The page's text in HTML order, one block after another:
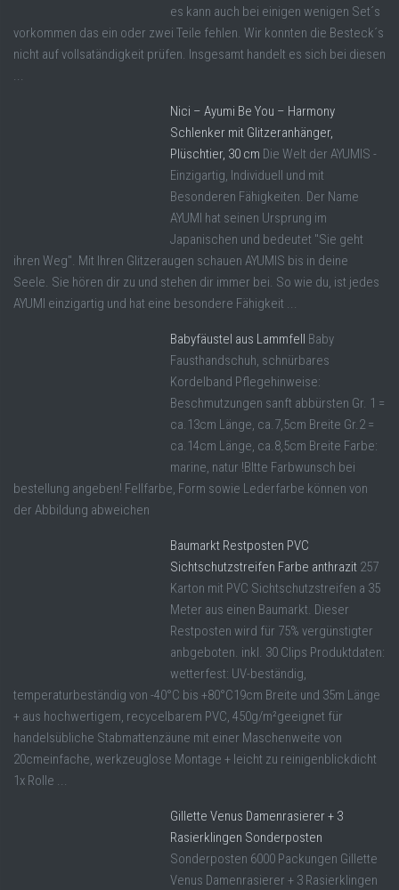
es kann auch bei einigen wenigen Set´s
vorkommen das ein oder zwei Teile fehlen. Wir konnten die Besteck´s
nicht auf vollsatändigkeit prüfen. Insgesamt handelt es sich bei diesen
...
Nici – Ayumi Be You – Harmony
Schlenker mit Glitzeranhänger,
Plüschtier, 30 cm Die Welt der AYUMIS -
Einzigartig, Individuell und mit
Besonderen Fähigkeiten. Der Name
AYUMI hat seinen Ursprung im
Japanischen und bedeutet "Sie geht
ihren Weg". Mit Ihren Glitzeraugen schauen AYUMIS bis in deine
Seele. Sie hören dir zu und stehen dir immer bei. So wie du, ist jedes
AYUMI einzigartig und hat eine besondere Fähigkeit ...
Babyfäustel aus Lammfell
Baby
Fausthandschuh, schnürbares
Kordelband Pflegehinweise:
Beschmutzungen sanft abbürsten Gr. 1 =
ca.13cm Länge, ca.7,5cm Breite Gr.2 =
ca.14cm Länge, ca.8,5cm Breite Farbe:
marine, natur !BItte Farbwunsch bei
bestellung angeben! Fellfarbe, Form sowie Lederfarbe können von
der Abbildung abweichen
Baumarkt Restposten PVC
Sichtschutzstreifen Farbe anthrazit 257
Karton mit PVC Sichtschutzstreifen a 35
Meter aus einen Baumarkt. Dieser
Restposten wird für 75% vergünstigter
anbgeboten. inkl. 30 Clips Produktdaten:
wetterfest: UV-beständig,
temperaturbeständig von -40°C bis +80°C19cm Breite und 35m Länge
+ aus hochwertigem, recycelbarem PVC, 450g/m²geeignet für
handelsübliche Stabmattenzäune mit einer Maschenweite von
20cmeinfache, werkzeuglose Montage + leicht zu reinigenblickdicht
1x Rolle ...
Gillette Venus Damenrasierer + 3
Rasierklingen Sonderposten
Sonderposten 6000 Packungen Gillette
Venus Damenrasierer + 3 Rasierklingen